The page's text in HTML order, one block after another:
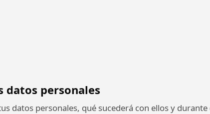
datos personales
datos personales, qué sucederá con ellos y